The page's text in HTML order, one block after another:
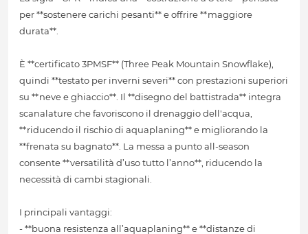
per **sostenere carichi pesanti** e offrire **maggiore
durata**.
È **certificato 3PMSF** (Three Peak Mountain Snowflake),
quindi **testato per inverni severi** con prestazioni superiori
su **neve e ghiaccio**. Il **disegno del battistrada** integra
scanalature che favoriscono il drenaggio dell'acqua,
**riducendo il rischio di aquaplaning** e migliorando la
**frenata su bagnato**. La messa a punto all-season
consente **versatilità d’uso tutto l’anno**, riducendo la
necessità di cambi stagionali.
I principali vantaggi:
- **buona resistenza all’aquaplaning** e **distanze di